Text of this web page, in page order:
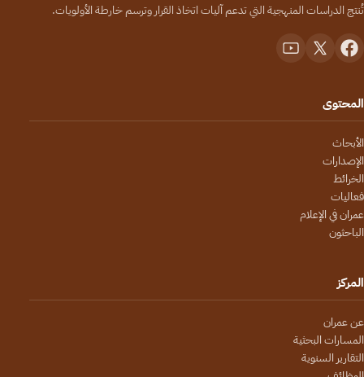
تُنتج الدراسات المنهجية التي تدعم آليات اتخاذ القرار وترسم خارطة الأولويات.
المحتوى
الأبحاث
الإصدارات
الخرائط
فعاليات
عمران في الإعلام
الباحثون
المركز
عن عمران
المسارات البحثية
التقارير السنوية